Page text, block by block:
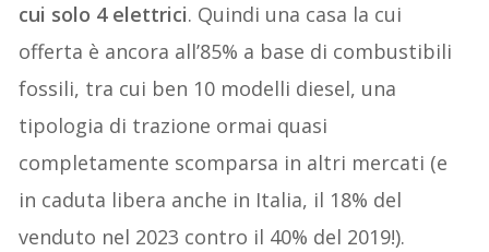
cui solo 4 elettrici. Quindi una casa la cui
offerta è ancora all’85% a base di combustibili
fossili, tra cui ben 10 modelli diesel, una
tipologia di trazione ormai quasi
completamente scomparsa in altri mercati (e
in caduta libera anche in Italia, il 18% del
venduto nel 2023 contro il 40% del 2019!).